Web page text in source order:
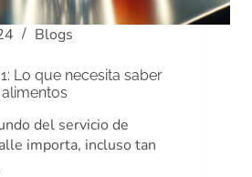
Blogs
Lo que necesita saber
del servicio de
importa, incluso tan